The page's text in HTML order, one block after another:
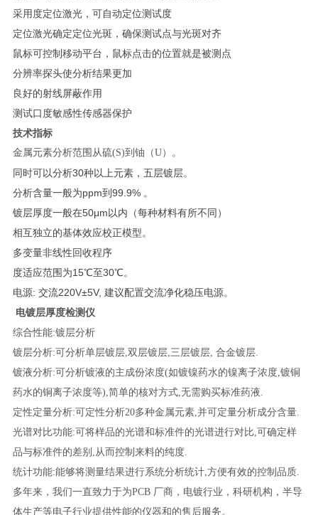
采用度定位激光，可自动定位测试度
定位激光确定定位光斑，确保测试点与光斑对齐
鼠标可控制移动平台，鼠标点击的位置就是被测点
分辨率探头使分析结果更加
良好的射线屏蔽作用
测试口度敏感性传感器保护
技术指标
金属元素分析范围从硫(S)到铀（U）。
同时可以分析30种以上元素，五层镀层。
分析含量一般为ppm到99.9% 。
镀层厚度一般在50μm以内（每种材料有所不同）
相互独立的基体效应校正模型。
多变量非线性回收程序
度适应范围为15℃至30℃。
电源: 交流220V±5V, 建议配置交流净化稳压电源。
电镀层厚度检测仪
综合性能:镀层分析
镀层分析:可分析单层镀层,双层镀层,三层镀层, 合金镀层.
镀液分析:可分析镀液的主成份浓度(如镀镍药水的镍离子浓度,镀铜
药水的铜离子浓度等),简单的核对方式,无需购买标准药液.
定性定量分析:可定性分析20多种金属元素,并可定量分析成分含量.
光谱对比功能:可将样品的光谱和标准件的光谱进行对比,可确定样
品与标准件的差别,从而控制来料的纯度.
统计功能:能够将测量结果进行系统分析统计,方便有效的控制品质.
多年来，我们一直致力于为PCB 厂商，电镀行业，科研机构，半导
体生产等电子行业提供性能的仪器和的售后服务。